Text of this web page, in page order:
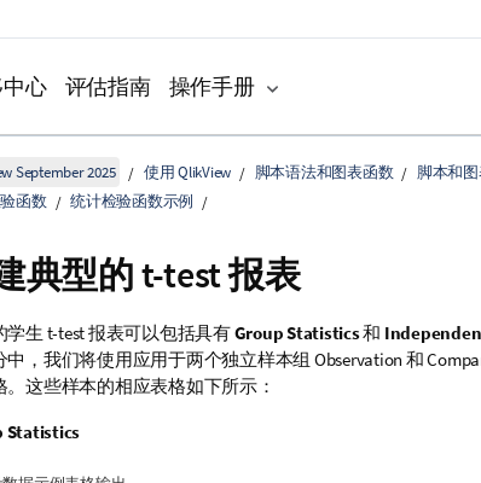
心 评估指南 操作手册
September 2025 使用 QlikView 脚本语法和图表函数 脚本和
函数
统计检验函数示例
典型的t-test报表
学生 t-test报表可以包括具有Group Statistics和
中，我们将使用应用于两个独立样本组 Observation 和
。这些样本的相应表格如下所示：
Statistics